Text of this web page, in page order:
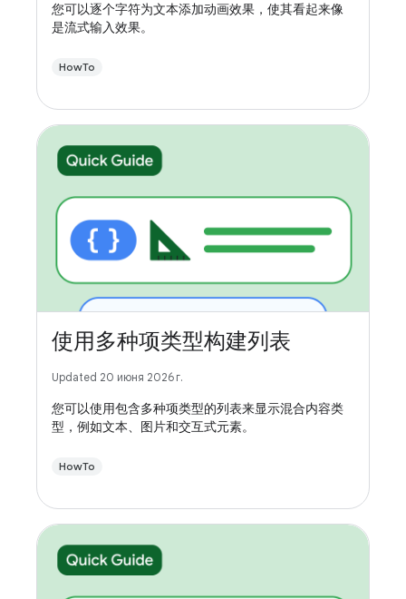
您可以逐个字符为文本添加动画效果，使其看起来像
是流式输入效果。
HowTo
使用多种项类型构建列表
Updated 20 июня 2026 г.
您可以使用包含多种项类型的列表来显示混合内容类
型，例如文本、图片和交互式元素。
HowTo